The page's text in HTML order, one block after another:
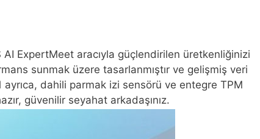
AI ExpertMeet aracıyla güçlendirilen üretkenliğinizi
sunmak üzere tasarlanmıştır ve gelişmiş veri
ayrıca, dahili parmak izi sensörü ve entegre TPM
güvenilir seyahat arkadaşınız.